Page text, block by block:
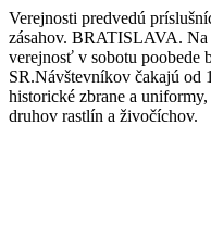
Verejnosti predvedú
zásahov. BRATISLAVA. Na
verejnosť v sobotu poobede
SR.Návštevníkov čakajú od
historické zbrane a
druhov rastlín a živočíchov.